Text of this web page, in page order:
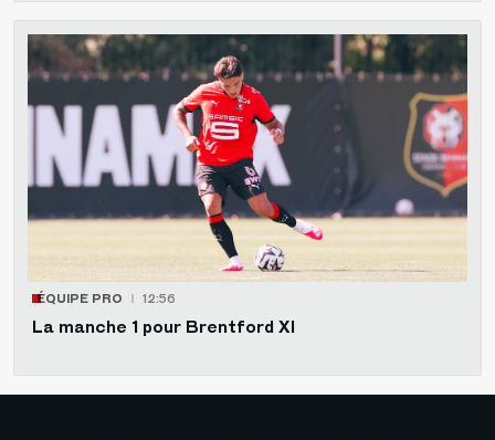
ÉQUIPE PRO 12:56
La manche 1 pour Brentford XI